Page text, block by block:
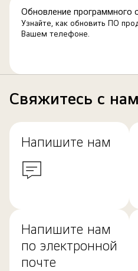
Обновление программного
Узнайте, как обновить ПО
Вашем телефоне.
Свяжитесь с
Напишите нам
Напишите нам
по электронной
почте